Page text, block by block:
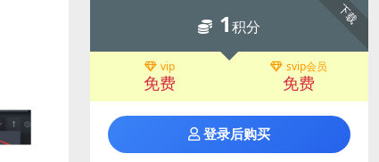
下载
1积分
vip
免费
svip会员
免费
登录后购买